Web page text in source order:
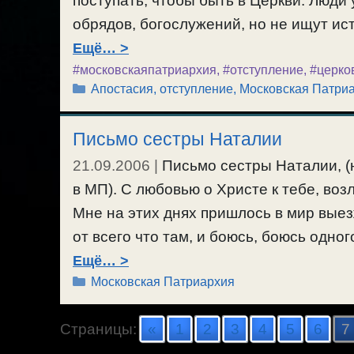
обрядов, богослужений, но не ищут
Ещё…
#московскаяпатриархия, #отступление,
Рубрики
Апостасия, отступление, Московская
Письмо сестры Наталии
21.09.2006
Письмо сестры Наталии,
в МП). С любовью о Христе к тебе,
Мне на этих днях пришлось в мир
от всего что там, и боюсь, боюсь
Ещё…
Рубрики
Московская Патриархия
Страницы: « 1 2 3 4 5 6 7